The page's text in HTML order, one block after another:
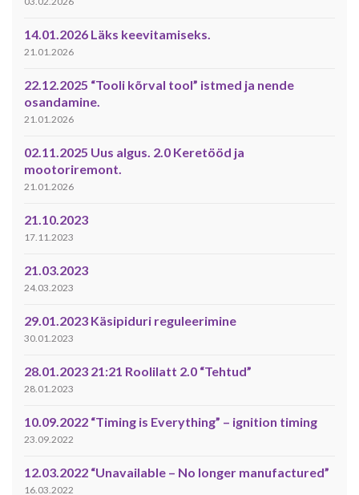
14.01.2026 Läks keevitamiseks.
21.01.2026
22.12.2025 “Tooli kõrval tool” istmed ja nende
osandamine.
21.01.2026
02.11.2025 Uus algus. 2.0 Keretööd ja
mootoriremont.
21.01.2026
21.10.2023
17.11.2023
21.03.2023
24.03.2023
29.01.2023 Käsipiduri reguleerimine
30.01.2023
28.01.2023 21:21 Roolilatt 2.0 “Tehtud”
28.01.2023
10.09.2022 “Timing is Everything” – ignition timing
23.09.2022
12.03.2022 “Unavailable – No longer manufactured”
16.03.2022